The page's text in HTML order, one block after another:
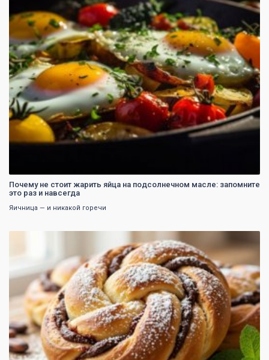
0
Почему не стоит жарить яйца на подсолнечном масле: запомните
это раз и навсегда
Яичница — и никакой горечи